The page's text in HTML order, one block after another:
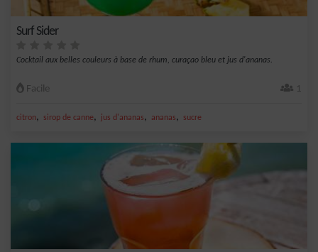
Surf Sider
Cocktail aux belles couleurs à base de rhum, curaçao bleu et jus d'ananas.
Facile 1
citron, sirop de canne, jus d'ananas, ananas, sucre